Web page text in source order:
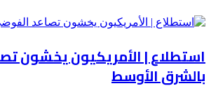
استطلاع | الأمريكيون يخشون
بالشرق الأوسط